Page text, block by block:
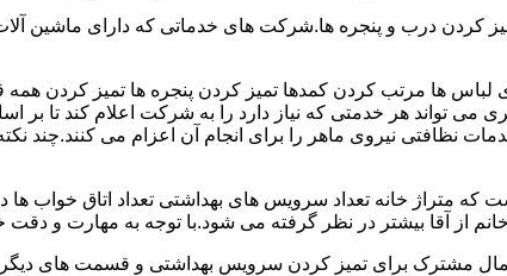
درب و پنجره ها.شرکت های خدماتی که دارای ماشین
ها مرتب کردن کمدها تمیز کردن پنجره ها تمیز کردن
می تواند هر خدمتی که نیاز دارد را به شرکت اعلام کند
نظافتی نیروی ماهر را برای انجام آن اعزام می کنند.چند
خانه تعداد سرویس های بهداشتی تعداد اتاق خواب ها
آقا بیشتر در نظر گرفته می شود.با توجه به مهارت و دقت
مشترک برای تمیز کردن سرویس بهداشتی و قسمت های دیگر